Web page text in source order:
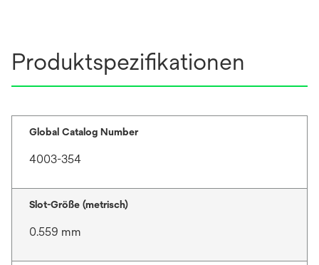
Produktspezifikationen
Global Catalog Number
4003-354
Slot-Größe (metrisch)
0.559 mm